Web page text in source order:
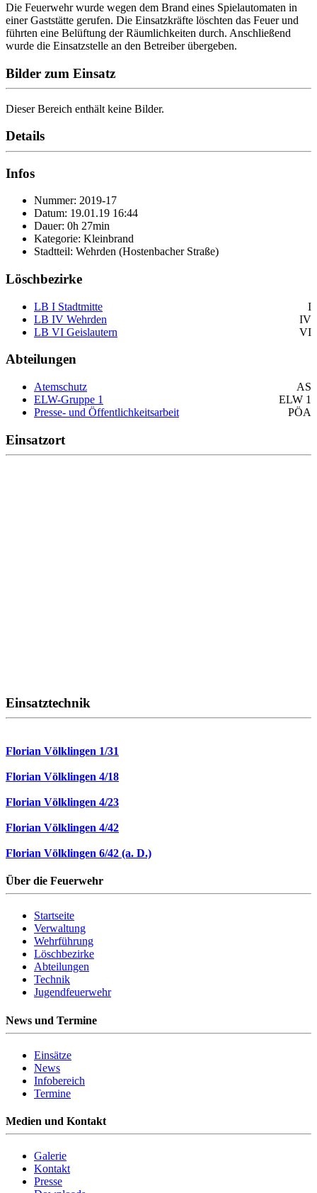
Die Feuerwehr wurde wegen dem Brand eines Spielautomaten in
einer Gaststätte gerufen. Die Einsatzkräfte löschten das Feuer und
führten eine Belüftung der Räumlichkeiten durch. Anschließend
wurde die Einsatzstelle an den Betreiber übergeben.
Bilder zum Einsatz
Dieser Bereich enthält keine Bilder.
Details
Infos
Nummer: 2019-17
Datum: 19.01.19 16:44
Dauer: 0h 27min
Kategorie: Kleinbrand
Stadtteil: Wehrden (Hostenbacher Straße)
Löschbezirke
LB I Stadtmitte
I
LB IV Wehrden
IV
LB VI Geislautern
VI
Abteilungen
Atemschutz
AS
ELW-Gruppe 1
ELW 1
Presse- und Öffentlichkeitsarbeit
PÖA
Einsatzort
Einsatztechnik
Florian Völklingen 1/31
Florian Völklingen 4/18
Florian Völklingen 4/23
Florian Völklingen 4/42
Florian Völklingen 6/42 (a. D.)
Über die Feuerwehr
Startseite
Verwaltung
Wehrführung
Löschbezirke
Abteilungen
Technik
Jugendfeuerwehr
News und Termine
Einsätze
News
Infobereich
Termine
Medien und Kontakt
Galerie
Kontakt
Presse